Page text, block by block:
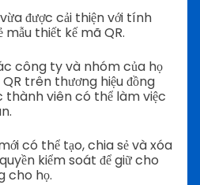
được cải thiện với tính
mẫu thiết kế mã QR.
công ty và nhóm của họ
trên thương hiệu đồng
thành viên có thể làm việc
có thể tạo, chia sẻ và xóa
kiểm soát để giữ cho
cho họ.